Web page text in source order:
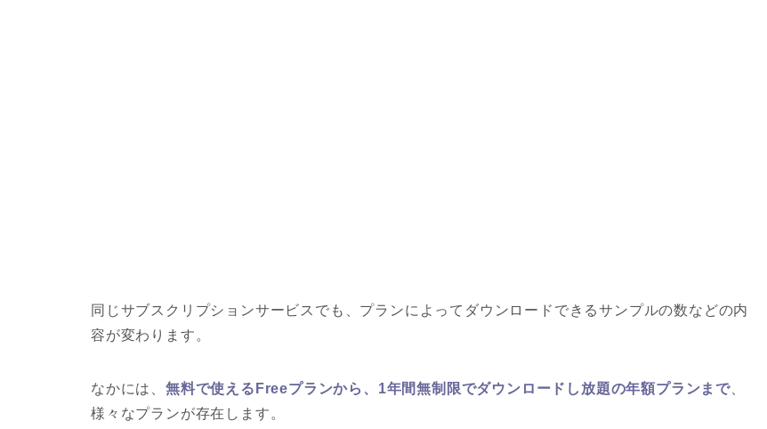
同じサブスクリプションサービスでも、プランによってダウンロードできるサンプルの数などの内
容が変わります。
なかには、 無料で使えるFreeプランから、1年間無制限でダウンロードし放題の年額プランまで
様々なプランが存在します。